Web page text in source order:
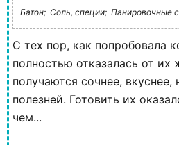
Батон; Соль, специи; Панировочные
С тех пор, как попробовала
полностью отказалась от их
получаются сочнее,
полезней. Готовить их
чем...